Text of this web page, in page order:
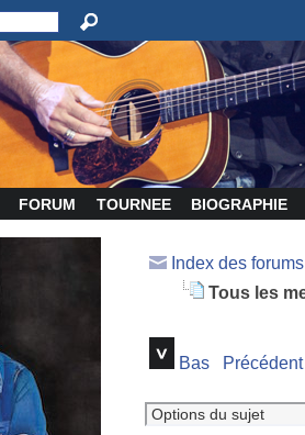
FORUM TOURNEE BIOGRAPHIE
Index des
Tous les
Bas Précédent